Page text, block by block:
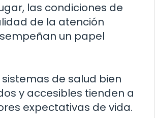
las condiciones de
de la atención
un papel
sistemas de salud bien
y accesibles tienden a
expectativas de vida.